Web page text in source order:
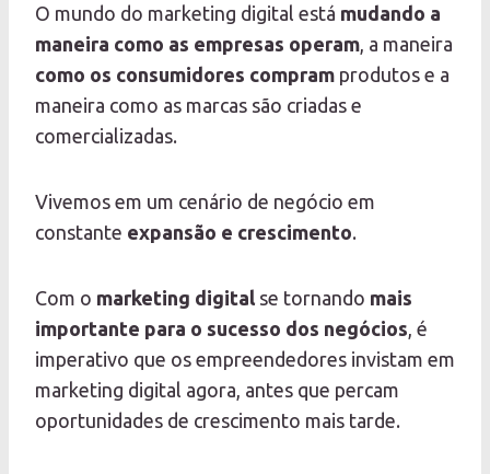
O mundo do marketing digital está mudando a
maneira como as empresas operam , a maneira
como os consumidores compram produtos e a
maneira como as marcas são criadas e
comercializadas.
Vivemos em um cenário de negócio em
constante expansão e crescimento.
Com o marketing digital se tornando mais
importante para o sucesso dos negócios , é
imperativo que os empreendedores invistam em
marketing digital agora, antes que percam
oportunidades de crescimento mais tarde.